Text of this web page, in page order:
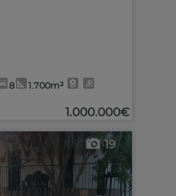
8 1.700m²
1.000.000€
19